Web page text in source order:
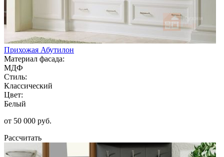
Прихожая Абутилон
Материал фасада:
МДФ
Стиль:
Классический
Цвет:
Белый
от 50 000 руб.
Рассчитать